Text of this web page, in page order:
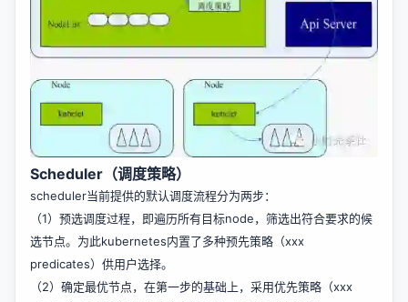
Scheduler（调度策略）
scheduler当前提供的默认调度流程分为两步：
（1）预选调度过程，即遍历所有目标node，筛选出符合要求的候
选节点。为此kubernetes内置了多种预先策略（xxx
predicates）供用户选择。
（2）确定最优节点，在第一步的基础上，采用优先策略（xxx